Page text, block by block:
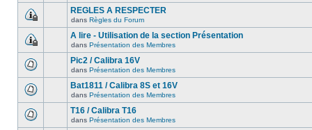
REGLES A RESPECTER
dans Règles du Forum
A lire - Utilisation de la section Présentation
dans Présentation des Membres
Pic2 / Calibra 16V
dans Présentation des Membres
Bat1811 / Calibra 8S et 16V
dans Présentation des Membres
T16 / Calibra T16
dans Présentation des Membres